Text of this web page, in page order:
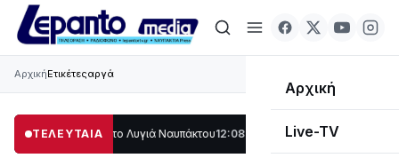
Αρχική
Live-TV
ΑρχικήΕτικέτεςαργά
ΤΕΛΕΥΤΑΙΑ
μέρος στο Λυγιά Ναυπάκτου12:08 Σε τροχιά υλοποίησης η Παράκαμψη